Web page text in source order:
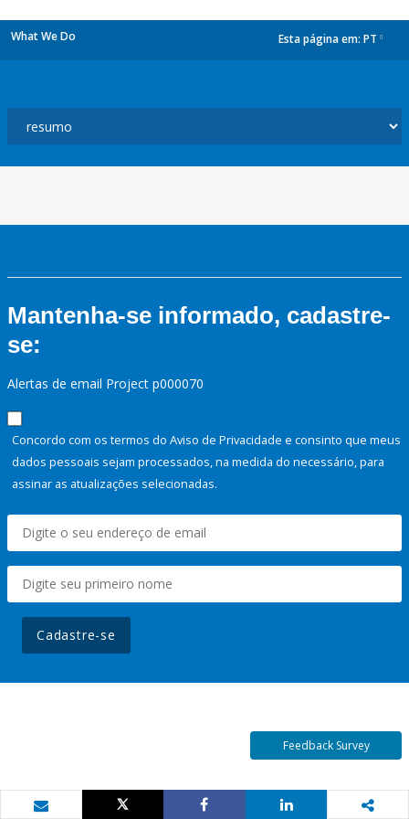
What We Do Esta página em: PT
Mantenha-se informado, cadastre-
se:
Alertas de email Project p000070
Concordo com os termos do Aviso de Privacidade e consinto que meus
dados pessoais sejam processados, na medida do necessário, para
assinar as atualizações selecionadas.
Cadastre-se
Feedback Survey